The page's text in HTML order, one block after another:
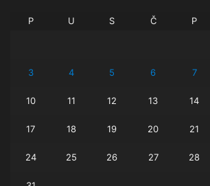
P U S Č P
3 4 5 6 7
10 11 12 13 14
17 18 19 20 21
24 25 26 27 28